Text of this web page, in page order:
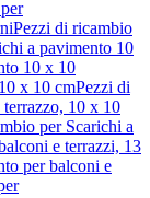
Pezzi di ricambio
a pavimento 10
10 x 10
x 10 cmPezzi di
10 x 10
per Scarichi a
e terrazzi, 13
per balconi e